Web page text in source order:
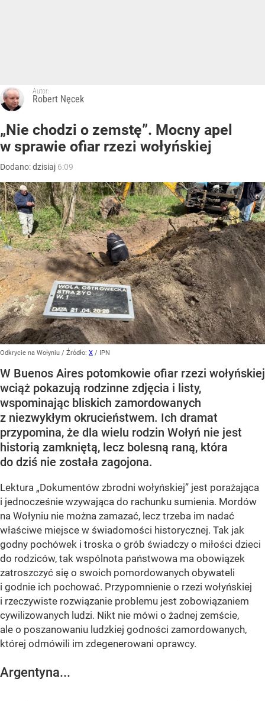
Autor:
Robert Nęcek
„Nie chodzi o zemstę”. Mocny apel
w sprawie ofiar rzezi wołyńskiej
Dodano:dzisiaj 6:09
Odkrycie na Wołyniu / Źródło: X / IPN
W Buenos Aires potomkowie ofiar rzezi wołyńskiej
wciąż pokazują rodzinne zdjęcia i listy,
wspominając bliskich zamordowanych
z niezwykłym okrucieństwem. Ich dramat
przypomina, że dla wielu rodzin Wołyń nie jest
historią zamkniętą, lecz bolesną raną, która
do dziś nie została zagojona.
Lektura „Dokumentów zbrodni wołyńskiej” jest porażająca
i jednocześnie wzywająca do rachunku sumienia. Mordów
na Wołyniu nie można zamazać, lecz trzeba im nadać
właściwe miejsce w świadomości historycznej. Tak jak
godny pochówek i troska o grób świadczy o miłości dzieci
do rodziców, tak wspólnota państwowa ma obowiązek
zatroszczyć się o swoich pomordowanych obywateli
i godnie ich pochować. Przypomnienie o rzezi wołyńskiej
i rzeczywiste rozwiązanie problemu jest zobowiązaniem
cywilizowanych ludzi. Nikt nie mówi o żadnej zemście,
ale o poszanowaniu ludzkiej godności zamordowanych,
której odmówili im zdegenerowani oprawcy.
Argentyna...